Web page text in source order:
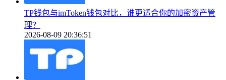
TP钱包与imToken钱包对比，谁更适合你的加密资产管
理？
2026-08-09 20:36:51